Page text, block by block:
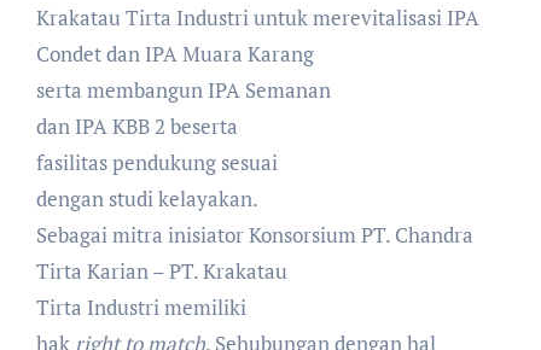
Krakatau Tirta Industri untuk merevitalisasi IPA
Condet dan IPA Muara Karang
serta membangun IPA Semanan
dan IPA KBB 2 beserta
fasilitas pendukung sesuai
dengan studi kelayakan.
Sebagai mitra inisiator Konsorsium PT. Chandra
Tirta Karian – PT. Krakatau
Tirta Industri memiliki
hak right to match. Sehubungan dengan hal